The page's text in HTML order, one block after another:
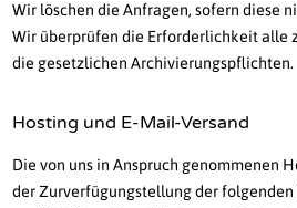
Wir löschen die Anfragen, sofern diese
Wir überprüfen die Erforderlichkeit alle
die gesetzlichen Archivierungspflichten.
Hosting und E-Mail-Versand
Die von uns in Anspruch genommenen
der Zurverfügungstellung der